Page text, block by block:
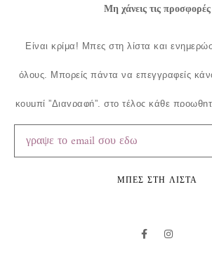
Μη χάνεις τις προσφορές
Είναι κρίμα! Μπες στη λίστα και
όλους. Μπορείς πάντα να επεγγραφείς
κουμπί ”Διαγραφή”, στο τέλος κάθε
ΜΠΕΣ ΣΤΗ ΛΙΣΤΑ